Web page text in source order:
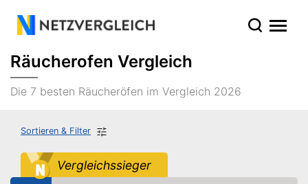
Räucherofen Vergleich
Die 7 besten Räucheröfen im Vergleich 2026
Sortieren & Filter
Vergleichssieger